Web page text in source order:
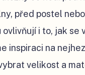
před postel nebo
ovlivňují i to, jak se
inspiraci na
velikost a